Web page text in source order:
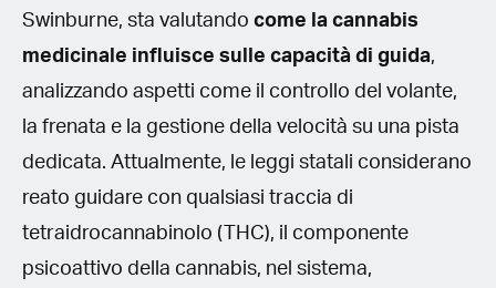
Swinburne, sta valutando come la cannabis
medicinale influisce sulle capacità di guida,
analizzando aspetti come il controllo del volante,
la frenata e la gestione della velocità su una pista
dedicata. Attualmente, le leggi statali considerano
reato guidare con qualsiasi traccia di
tetraidrocannabinolo (THC), il componente
psicoattivo della cannabis, nel sistema,